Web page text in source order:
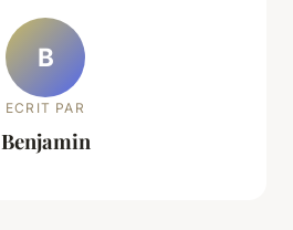
B
ECRIT PAR
Benjamin